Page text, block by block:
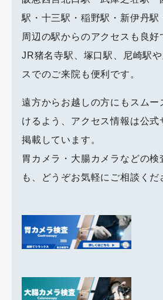
駅・十三駅・稲野駅・新伊丹駅
周辺の駅からのアクセスも良好
JR猪名寺駅、塚口駅、尼崎駅
スでのご来院も便利です。
遠方からお越しの方にもスムー
けるよう、アクセス情報は公式
掲載しています。
胃カメラ・大腸カメラなどの検
も、どうぞお気軽にご相談くだ